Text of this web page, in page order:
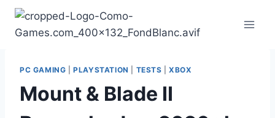
Aller
contenu
PC GAMING |PLAYSTATION TESTS |XBOX
Mount & Blade II